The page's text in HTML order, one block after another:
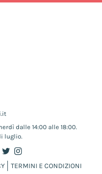
dalle 14:00 alle 18:00.
luglio.
TERMINI E CONDIZIONI